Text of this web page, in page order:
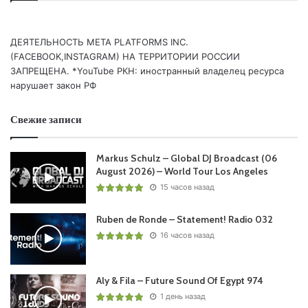
(BLACK HOLE)/
BLACK/
16Ferry Corsten– Reborn /FLASHOVER/
17 Bart Skils – My Rules /TRUESOUL/
18 Deborah De Luca – Hey Britney /SOLAMENTE/
21 Charles D ft. MANSHN – Twenty Twenty /PRYDA
PRESENTS/
22Markus Schulz
BLACK/
23 Masked Wolf – Astronaut In The Ocean (
Down The Rabbit Hole Remix) /ELEKTRA/
24 Teenage Mutants – Rebirth /FILTH ON ACID/
25 ID – ID
ДЕЯТЕЛЬНОСТЬ МЕТА PLATFORMS INC.
(FACEBOOK,INSTAGRAM) НА ТЕРРИТОРИИ РОССИИ
ЗАПРЕЩЕНА. *YouTube РКН: иностранный владелец ресурса
нарушает закон РФ
Свежие записи
Markus Schulz – Global DJ Broadcast (06
August 2026) – World Tour Los Angeles
15 часов назад
Ruben de Ronde – Statement! Radio 032
16 часов назад
Aly & Fila – Future Sound Of Egypt 974
1 день назад